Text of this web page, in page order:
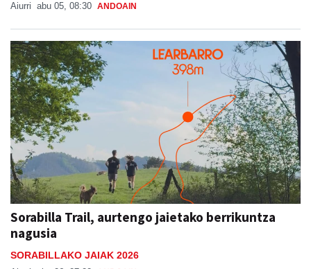
Aiurri abu 05, 08:30 ANDOAIN
Sorabilla Trail, aurtengo jaietako berrikuntza
nagusia
SORABILLAKO JAIAK 2026